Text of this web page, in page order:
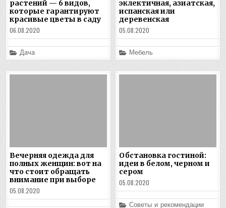
растений — 6 видов,
которые гарантируют
красивые цветы в саду
06.08.2020
Posted
in
Дача
эклектичная, азиатская,
испанская или
деревенская
05.08.2020
Posted
in
Мебель
Вечерняя одежда для
полных женщин: вот на
что стоит обращать
внимание при выборе
05.08.2020
Обстановка гостиной:
идеи в белом, черном и
сером
05.08.2020
Posted
Советы и рекомендации